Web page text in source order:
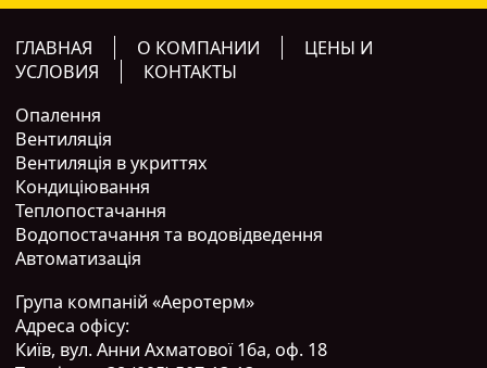
ГЛАВНАЯ О КОМПАНИИ
ЦЕНЫ И
УСЛОВИЯ
КОНТАКТЫ
Опалення
Вентиляція
Вентиляція в укриттях
Кондиціювання
Теплопостачання
Водопостачання та водовідведення
Автоматизація
Група компаній «Аеротерм»
Адреса офісу:
Київ, вул. Анни Ахматової 16а, оф. 18